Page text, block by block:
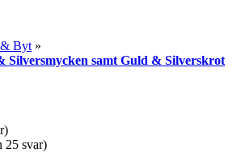
Byt »
Silversmycken samt Guld & Silverskrot
25 svar)